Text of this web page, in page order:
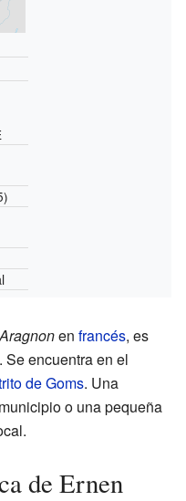
Aragnonen francés, es
. Se encuentra en el
de Goms. Una
o una pequeña
de Ernen